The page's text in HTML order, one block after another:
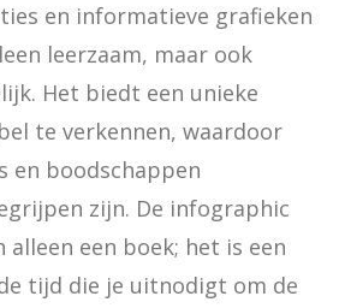
en informatieve grafieken
leerzaam, maar ook
Het biedt een unieke
te verkennen, waardoor
en boodschappen
zijn. De infographic
alleen een boek; het is een
tijd die je uitnodigt om de